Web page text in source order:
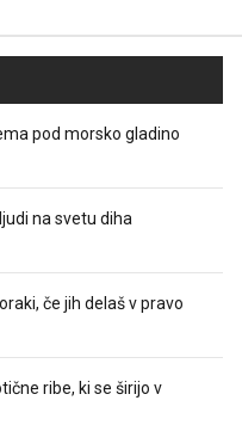
pod morsko gladino
na svetu diha
če jih delaš v pravo
ribe, ki se širijo v